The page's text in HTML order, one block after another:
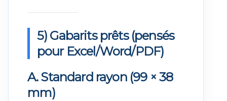
5) Gabarits prêts (pensés
pour Excel/Word/PDF)
A. Standard rayon (99 × 38
mm)